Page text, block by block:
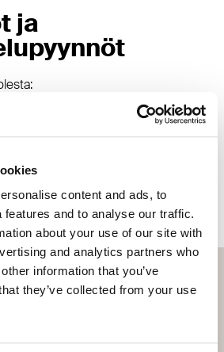
content and ads, to
features and to analyse our traffic.
about your use of our site with
and analytics partners who
information that you’ve
they’ve collected from your use
ja
Finland, maria.mroue [at] den.fi |
omistajien puolesta:
40 903 0739
vastuullista ja kestävää